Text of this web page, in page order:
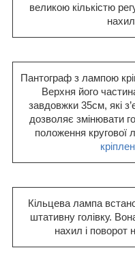
великою кількістю
Пантограф з лампою
Верхня його
завдовжки 35см, які
дозволяє змінювати
положення кругової
Кільцева лампа
штативну голівку.
нахил і поворот